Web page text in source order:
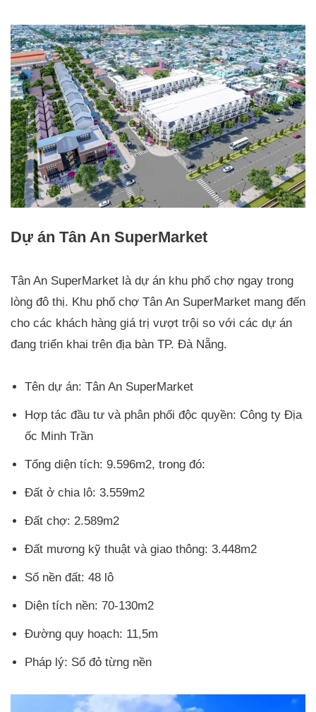
Dự án Tân An SuperMarket
Tân An SuperMarket là dự án khu phố chợ ngay trong
lòng đô thị. Khu phố chợ Tân An SuperMarket mang đến
cho các khách hàng giá trị vượt trội so với các dự án
đang triển khai trên địa bàn TP. Đà Nẵng.
Tên dự án: Tân An SuperMarket
Hợp tác đầu tư và phân phối độc quyền: Công ty Địa
ốc Minh Trần
Tổng diện tích: 9.596m2, trong đó:
Đất ở chia lô: 3.559m2
Đất chợ: 2.589m2
Đất mương kỹ thuật và giao thông: 3.448m2
Số nền đất: 48 lô
Diện tích nền: 70-130m2
Đường quy hoạch: 11,5m
Pháp lý: Sổ đỏ từng nền